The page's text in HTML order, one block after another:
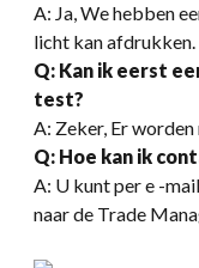
A: Ja, We hebben
licht kan afdrukken.
Q: Kan ik eerst
test?
A: Zeker, Er
Q: Hoe kan ik
A: U kunt per e -
naar de Trade